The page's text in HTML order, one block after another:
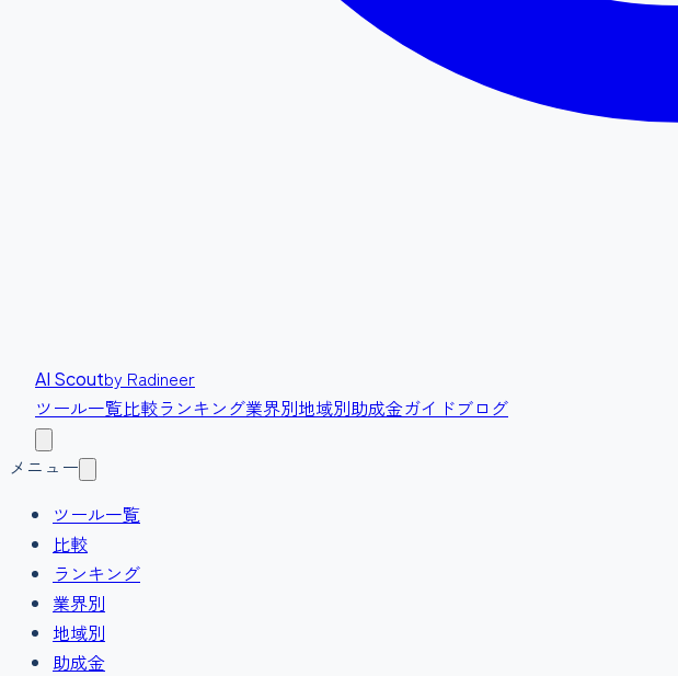
AI Scoutby Radineer
ツール一覧比較ランキング業界別地域別助成金ガイドブログ
メニュー
ツール一覧
比較
ランキング
業界別
地域別
助成金